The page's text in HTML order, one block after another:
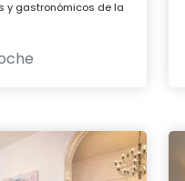
y gastronómicos de la